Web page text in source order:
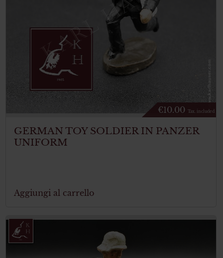
€10.00 Tax. included
GERMAN TOY SOLDIER IN PANZER
UNIFORM
Aggiungi al carrello